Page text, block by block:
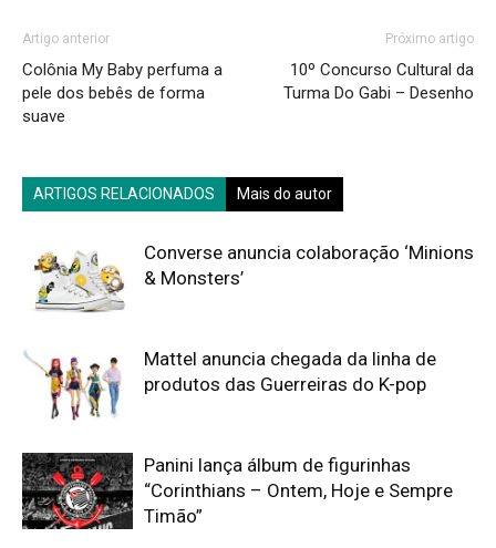
Artigo anterior
Colônia My Baby perfuma a
pele dos bebês de forma
suave
Próximo artigo
10º Concurso Cultural da
Turma Do Gabi – Desenho
ARTIGOS RELACIONADOS Mais do autor
Converse anuncia colaboração ‘Minions
& Monsters’
Mattel anuncia chegada da linha de
produtos das Guerreiras do K-pop
Panini lança álbum de figurinhas
“Corinthians – Ontem, Hoje e Sempre
Timão”